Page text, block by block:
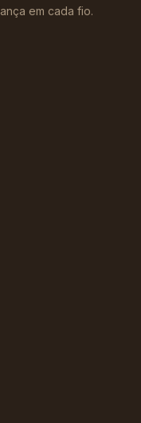
em cada fio.